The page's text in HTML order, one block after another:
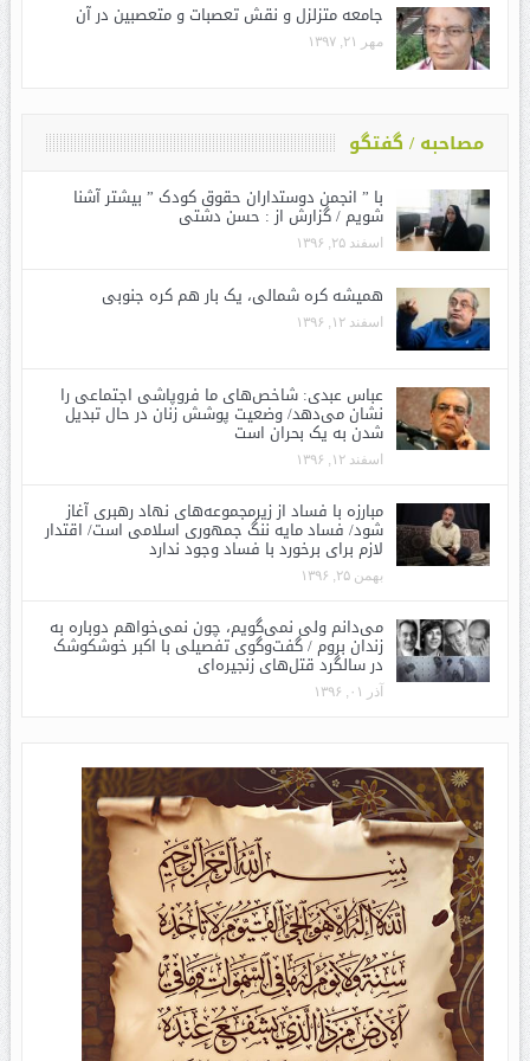
جامعه متزلزل و نقش تعصبات و متعصبین در آن
مهر ۲۱, ۱۳۹۷
مصاحبه / گفتگو
با ” انجمن دوستداران حقوق کودک ” بیشتر آشنا
شویم / گزارش از : حسن دشتی
اسفند ۲۵, ۱۳۹۶
همیشه کره شمالی، یک بار هم کره جنوبی
اسفند ۱۲, ۱۳۹۶
عباس عبدی: شاخص‌های ما فروپاشی اجتماعی را
نشان می‌دهد/ وضعیت پوشش زنان در حال تبدیل
شدن به یک بحران است
اسفند ۱۲, ۱۳۹۶
مبارزه با فساد از زیرمجموعه‌های نهاد رهبری آغاز
شود/ فساد مایه ننگ جمهوری اسلامی است/ اقتدار
لازم برای برخورد با فساد وجود ندارد
بهمن ۲۵, ۱۳۹۶
می‌دانم ولی نمی‌گویم، چون نمی‌خواهم دوباره به
زندان بروم / گفت‌وگوی تفصیلی با اکبر خوشکوشک
در سالگرد قتل‌های زنجیره‌ای
آذر ۰۱, ۱۳۹۶